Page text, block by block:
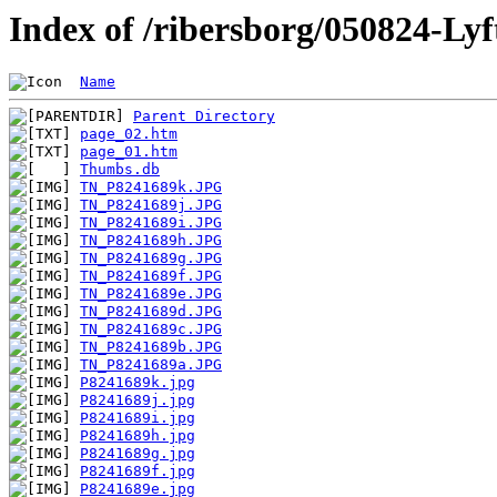
Index of /ribersborg/050824-
Name
Parent Directory
page_02.htm
page_01.htm
Thumbs.db
TN_P8241689k.JPG
TN_P8241689j.JPG
TN_P8241689i.JPG
TN_P8241689h.JPG
TN_P8241689g.JPG
TN_P8241689f.JPG
TN_P8241689e.JPG
TN_P8241689d.JPG
TN_P8241689c.JPG
TN_P8241689b.JPG
TN_P8241689a.JPG
P8241689k.jpg
P8241689j.jpg
P8241689i.jpg
P8241689h.jpg
P8241689g.jpg
P8241689f.jpg
P8241689e.jpg